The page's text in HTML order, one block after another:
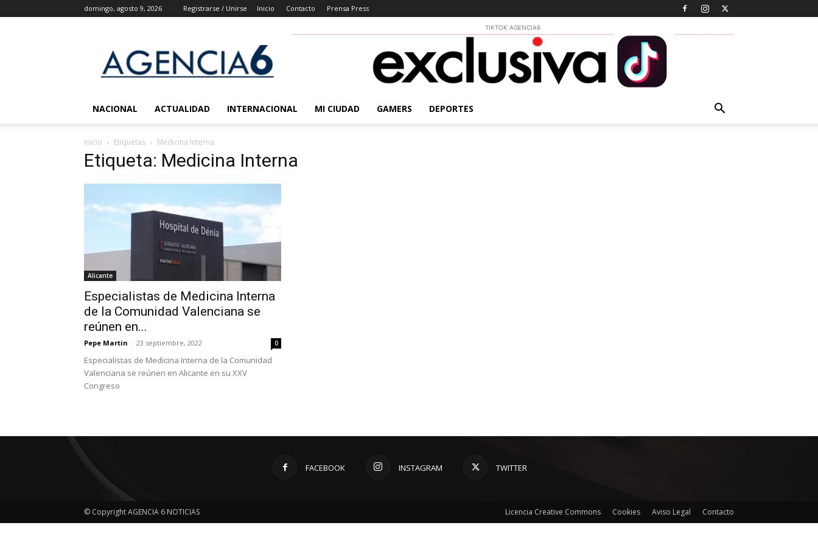
domingo, agosto 9, 2026 Registrarse / Unirse Inicio Contacto Prensa Press
6
Noticias
TIKTOK AGENCIA6
NACIONAL ACTUALIDAD INTERNACIONAL MI CIUDAD GAMERS DEPORTES
Inicio Etiquetas Medicina Interna
Etiqueta: Medicina Interna
Alicante
Especialistas de Medicina Interna
de la Comunidad Valenciana se
reúnen en...
Pepe Martin - 23 septiembre, 2022 0
Especialistas de Medicina Interna de la Comunidad
Valenciana se reúnen en Alicante en su XXV
Congreso
FACEBOOK INSTAGRAM TWITTER
Licencia Creative Commons Cookies Aviso Legal Contacto
© Copyright AGENCIA 6 NOTICIAS